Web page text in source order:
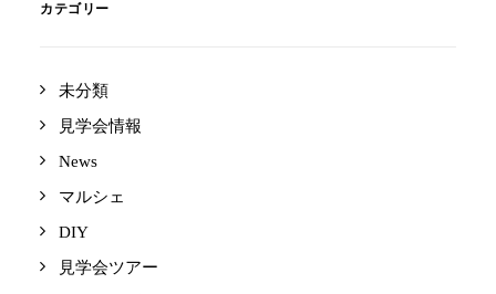
カテゴリー
未分類
見学会情報
News
マルシェ
DIY
見学会ツアー